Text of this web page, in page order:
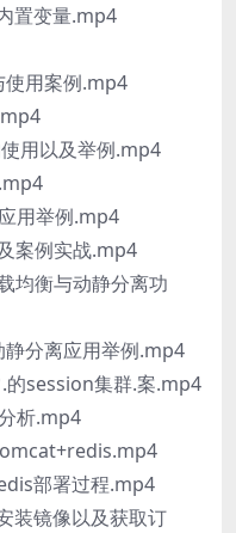
置变量.mp4
用案例.mp4
用以及举例.mp4
用举例.mp4
案例实战.mp4
均衡与动静分离功
分离应用举例.mp4
的session集群.案.mp4
析.mp4
部署过程.mp4
装镜像以及获取订